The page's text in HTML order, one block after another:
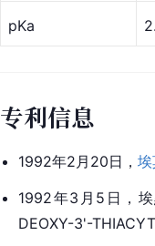
pKa
专利信息
1992年2月20日，
1992年3月5日，
DEOXY-3'-